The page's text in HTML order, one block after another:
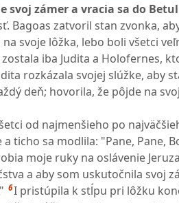
svoj zámer a vracia sa do
Bagoas zatvoril stan zvonka,
svoje lôžka, lebo boli všetci
zostala iba Judita a Holofernes,
rozkázala svojej slúžke, aby
deň; hovorila, že pôjde na
od najmenšieho po
ticho sa modlila: "Pane, Pane,
moje ruky na oslávenie
a aby som uskutočnila svoj
6I pristúpila k stĺpu pri lôžku